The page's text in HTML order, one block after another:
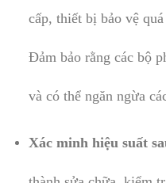
cấp, thiết bị bảo vệ
Đảm bảo rằng các bộ
và có thể ngăn ngừa
Xác minh hiệu suất